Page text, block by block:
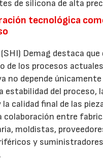
de silicona de alta
tecnológica
Demag destaca que
de los procesos
no depende únicamente
estabilidad del proceso,
calidad final de las
colaboración entre
moldistas,
y